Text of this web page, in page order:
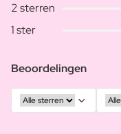
2 sterren
1 ster
Beoordelingen